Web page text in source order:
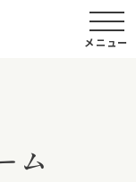
メニュー
ム